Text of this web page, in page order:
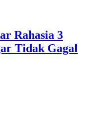
Rahasia 3
Tidak Gagal